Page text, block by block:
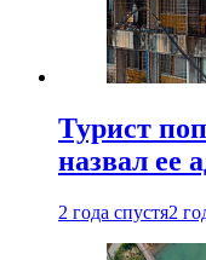
Турист
назвал ее
2 года спустя2